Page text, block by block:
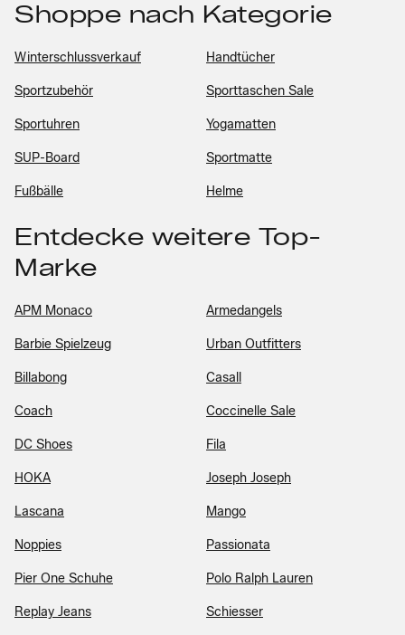
Shoppe nach Kategorie
Winterschlussverkauf Handtücher
Sportzubehör Sporttaschen Sale
Sportuhren Yogamatten
SUP-Board Sportmatte
Fußbälle Helme
Entdecke weitere Top-
Marke
APM Monaco Armedangels
Barbie Spielzeug Urban Outfitters
Billabong Casall
Coach Coccinelle Sale
DC Shoes Fila
HOKA Joseph Joseph
Lascana Mango
Noppies Passionata
Pier One Schuhe Polo Ralph Lauren
Replay Jeans Schiesser